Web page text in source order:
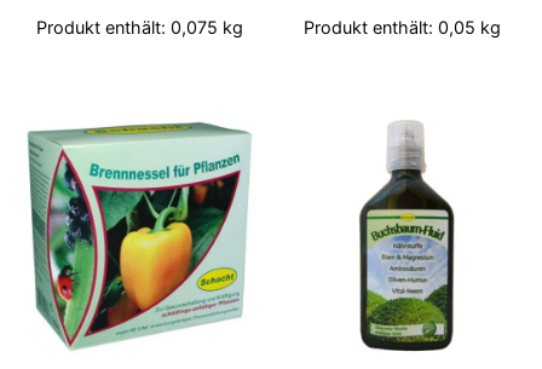
Produkt enthält: 0,075 kg Produkt enthält: 0,05 kg